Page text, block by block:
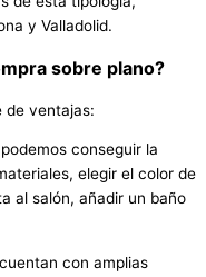
y Valladolid.
sobre plano?
de ventajas:
conseguir la
elegir el color de
al salón, añadir un baño
con amplias